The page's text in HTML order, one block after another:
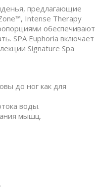
предлагающие
Intense Therapy
обеспечивают
SPA Euphoria включает
Signature Spa
до ног как для
воды.
мышц.